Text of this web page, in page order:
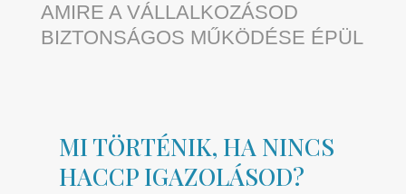
AMIRE A VÁLLALKOZÁSOD
BIZTONSÁGOS MŰKÖDÉSE ÉPÜL
MI TÖRTÉNIK, HA NINCS
HACCP IGAZOLÁSOD?